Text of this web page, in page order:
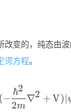
改变的，纯态由
谔方程。
(−
2m
ℏ2
∇2 + V)